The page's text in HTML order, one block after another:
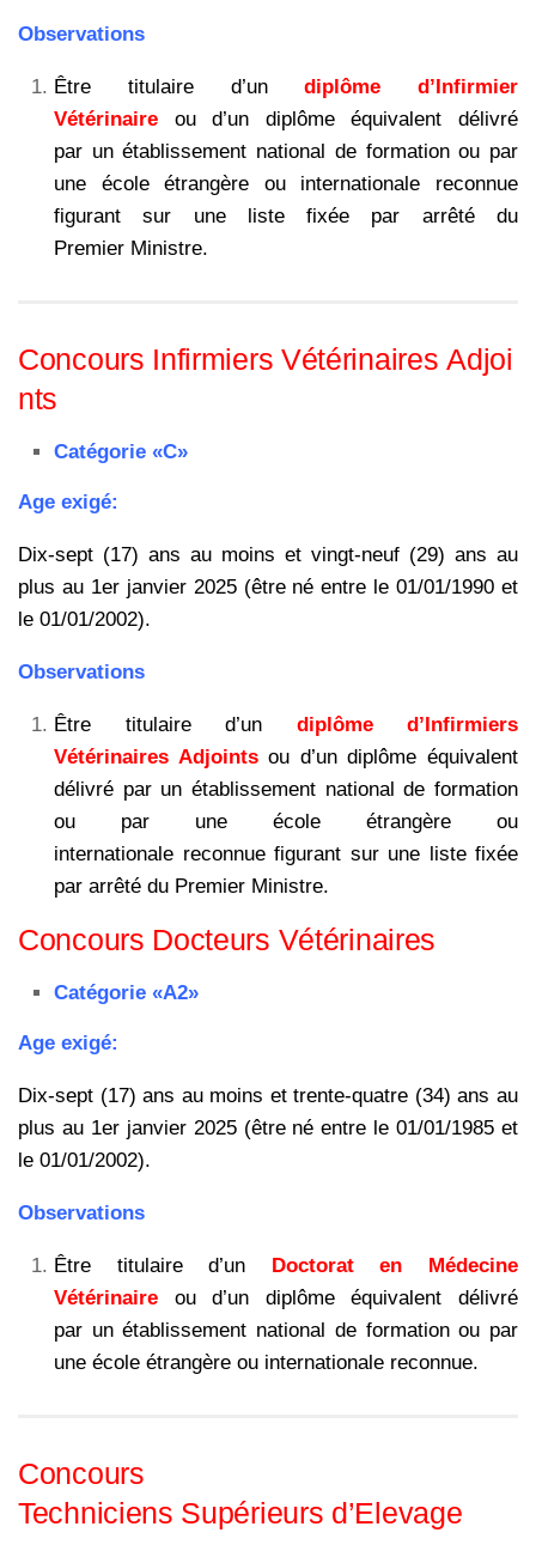
Observations
Être titulaire d’undiplôme d’Infirmier
Vétérinaire ou d’un diplôme équivalent délivré
par un établissement national de formation ou par
une école étrangère ou internationale reconnue
figurant sur une liste fixée par arrêté du
Premier Ministre.
Concours Infirmiers Vétérinaires Adjoi
nts
Catégorie «C»
Age exigé:
Dix-sept (17) ans au moins et vingt-neuf (29) ans au
plus au 1er janvier 2025 (être né entre le 01/01/1990 et
le 01/01/2002).
Observations
Être titulaire d’un diplôme d’Infirmiers
Vétérinaires Adjointsou d’un diplôme équivalent
délivré par un établissement national de formation
ou par une école étrangère ou
internationale reconnue figurant sur une liste fixée
par arrêté du Premier Ministre.
Concours Docteurs Vétérinaires
Catégorie «A2»
Age exigé:
Dix-sept (17) ans au moins et trente-quatre (34) ans au
plus au 1er janvier 2025 (être né entre le 01/01/1985 et
le 01/01/2002).
Observations
Être titulaire d’un Doctorat en Médecine
Vétérinaire ou d’un diplôme équivalent délivré
par un établissement national de formation ou par
une école étrangère ou internationale reconnue.
Concours
Techniciens Supérieurs d’Elevage